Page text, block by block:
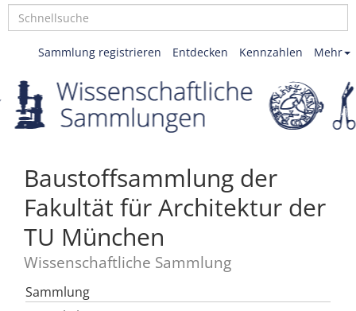
Mehr
Kennzahlen
Entdecken
Sammlung registrieren
Baustoffsammlung der
Fakultät für Architektur der
TU München
Wissenschaftliche Sammlung
Sammlung